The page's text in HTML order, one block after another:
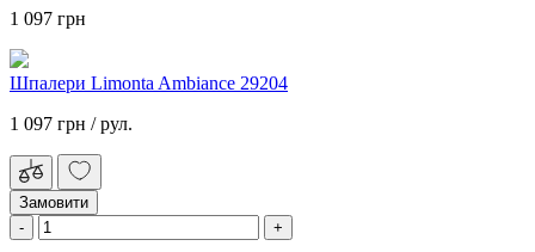
1 097 грн
Шпалери Limonta Ambiance 29204
1 097 грн / рул.
Замовити